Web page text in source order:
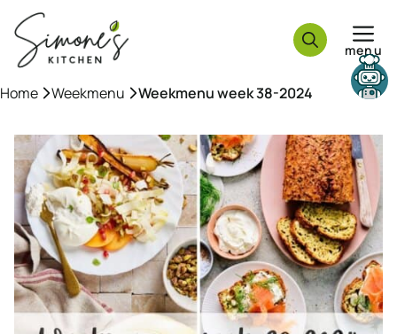
naar
inhoud
menu
Home »Weekmenu »Weekmenu week 38-2024
Need help?